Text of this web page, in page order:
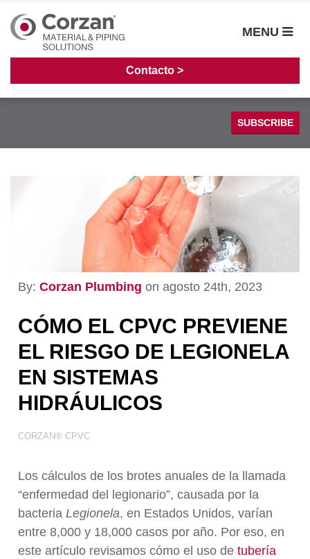
MENU
Contacto >
SUBSCRIBE
Guía de Instalación
Procesamiento Químico
Generación de energía
Tratamiento de Aguas
By: Corzan Plumbing on agosto 24th, 2023
CÓMO EL CPVC PREVIENE
EL RIESGO DE LEGIONELA
EN SISTEMAS
HIDRÁULICOS
CORZAN® CPVC
Los cálculos de los brotes anuales de la llamada
“enfermedad del legionario”, causada por la
bacteria Legionela, en Estados Unidos, varían
entre 8,000 y 18,000 casos por año. Por eso, en
este artículo revisamos cómo el uso de tubería